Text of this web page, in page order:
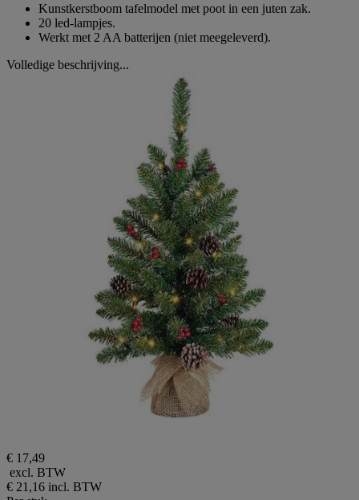
beoordeling.
Dezelfde
paginalink.
Kunstkerstboom tafelmodel met poot in een juten zak.
20 led-lampjes.
Werkt met 2 AA batterijen (niet meegeleverd).
Volledige beschrijving...
€ 17,49
excl. BTW
€ 21,16 incl. BTW